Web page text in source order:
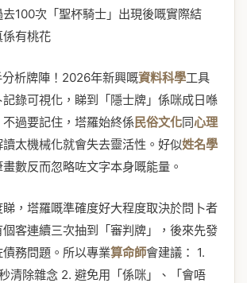
100次「聖杯騎士」出現後嘅實際結
係有桃花
析牌陣！2026年新興嘅資料科學工具
錄可視化，睇到「隱士牌」係咪成日喺
過要記住，塔羅始終係民俗文化同心理
太機械化就會失去靈活性。好似姓名學
數反而忽略咗文字本身嘅能量。
睇，塔羅嘅準確度好大程度取決於問卜者
客連續三次抽到「審判牌」，後來先發
務問題。所以專業算命師會建議： 1.
清除雜念 2. 避免用「係咪」、「會唔